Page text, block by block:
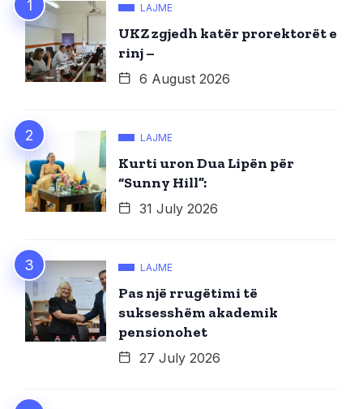
LAJME
UKZ zgjedh katër prorektorët e
rinj –
6 August 2026
LAJME
Kurti uron Dua Lipën për
“Sunny Hill”:
31 July 2026
LAJME
Pas një rrugëtimi të
suksesshëm akademik
pensionohet
27 July 2026